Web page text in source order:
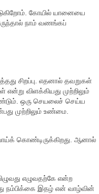
கோயில் யானையை
நாம் வணங்கப்
சிறப்பு. எதனால் தவறுகள்
விளக்கியது முற்றிலும்
ஒரு செயலைச் செய்ய
முற்றிலும் உண்மை.
கொண்டிருக்கிறது. ஆனால்
எழுவதற்கே என்ற
நம்பிக்கை இதழ் என் வாழ்வின்